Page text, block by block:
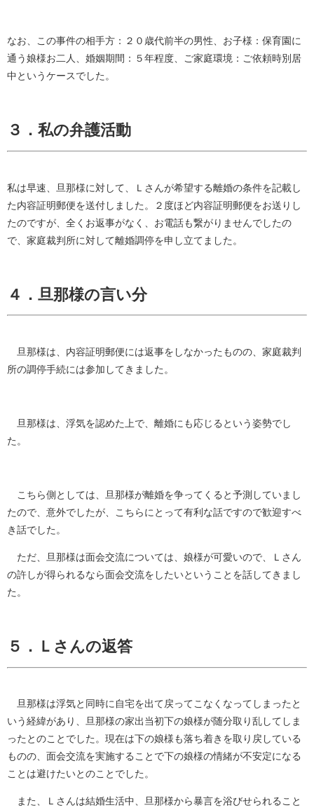
なお、この事件の相手方：２０歳代前半の男性、お子様：保育園に
通う娘様お二人、婚姻期間：５年程度、ご家庭環境：ご依頼時別居
中というケースでした。
３．私の弁護活動
私は早速、旦那様に対して、Ｌさんが希望する離婚の条件を記載し
た内容証明郵便を送付しました。２度ほど内容証明郵便をお送りし
たのですが、全くお返事がなく、お電話も繋がりませんでしたの
で、家庭裁判所に対して離婚調停を申し立てました。
４．旦那様の言い分
旦那様は、内容証明郵便には返事をしなかったものの、家庭裁判
所の調停手続には参加してきました。
旦那様は、浮気を認めた上で、離婚にも応じるという姿勢でし
た。
こちら側としては、旦那様が離婚を争ってくると予測していまし
たので、意外でしたが、こちらにとって有利な話ですので歓迎すべ
き話でした。
ただ、旦那様は面会交流については、娘様が可愛いので、Ｌさん
の許しが得られるなら面会交流をしたいということを話してきまし
た。
５．Ｌさんの返答
旦那様は浮気と同時に自宅を出て戻ってこなくなってしまったと
いう経緯があり、旦那様の家出当初下の娘様が随分取り乱してしま
ったとのことでした。現在は下の娘様も落ち着きを取り戻している
ものの、面会交流を実施することで下の娘様の情緒が不安定になる
ことは避けたいとのことでした。
また、Ｌさんは結婚生活中、旦那様から暴言を浴びせられること